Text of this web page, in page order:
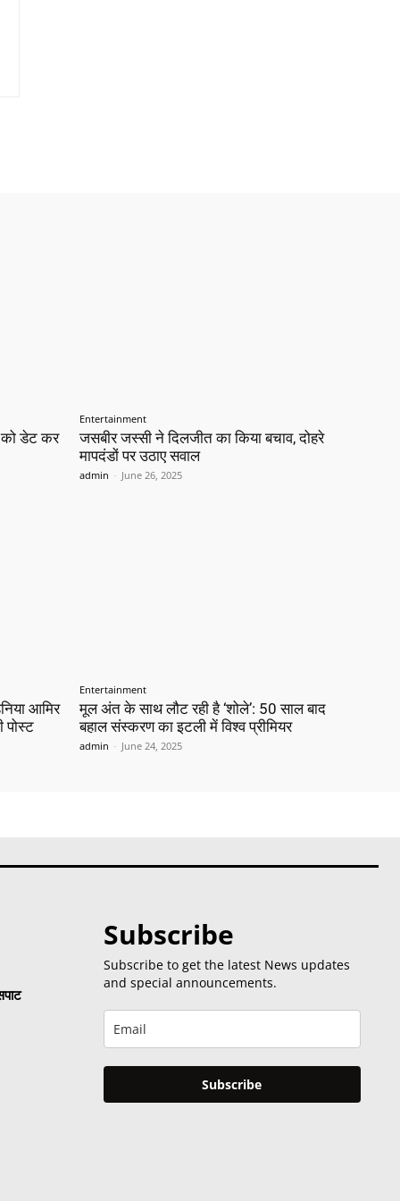
को डेट कर
Entertainment
जसबीर जस्सी ने दिलजीत का किया बचाव, दोहरे
मापदंडों पर उठाए सवाल
admin - June 26, 2025
आमिर
पोस्ट
Entertainment
मूल अंत के साथ लौट रही है ‘शोले’: 50 साल बाद
बहाल संस्करण का इटली में विश्व प्रीमियर
admin - June 24, 2025
Subscribe
Subscribe to get the latest News updates
and special announcements.
Subscribe